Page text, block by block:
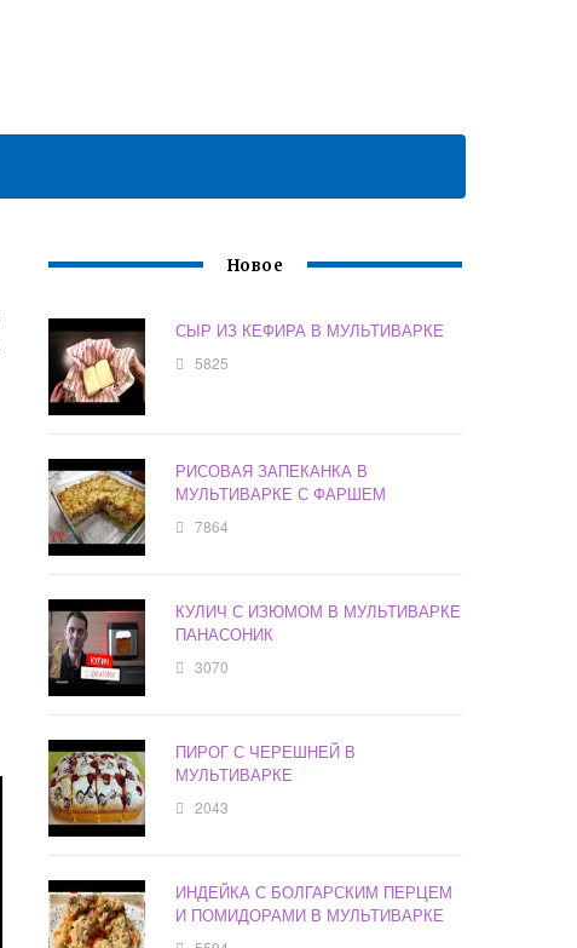
Новое
СЫР ИЗ КЕФИРА В МУЛЬТИВАРКЕ
5825
РИСОВАЯ ЗАПЕКАНКА В
МУЛЬТИВАРКЕ С ФАРШЕМ
7864
КУЛИЧ С ИЗЮМОМ В МУЛЬТИВАРКЕ
ПАНАСОНИК
3070
ПИРОГ С ЧЕРЕШНЕЙ В
МУЛЬТИВАРКЕ
2043
ИНДЕЙКА С БОЛГАРСКИМ ПЕРЦЕМ
И ПОМИДОРАМИ В МУЛЬТИВАРКЕ